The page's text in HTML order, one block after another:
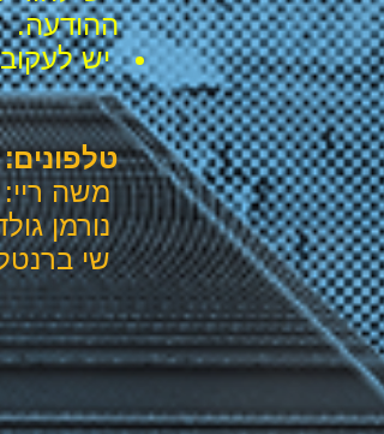
ההודעה.
יש לעקוב
טלפונים:
משה ריי:
נורמן
שי ברנטל: